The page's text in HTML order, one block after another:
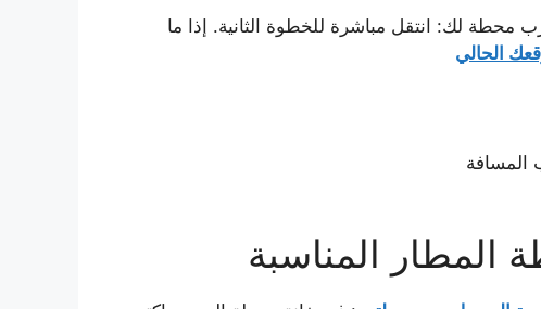
محطة لك: انتقل مباشرة للخطوة الثانية. إذا ما
الحالي
المطار المناسبة